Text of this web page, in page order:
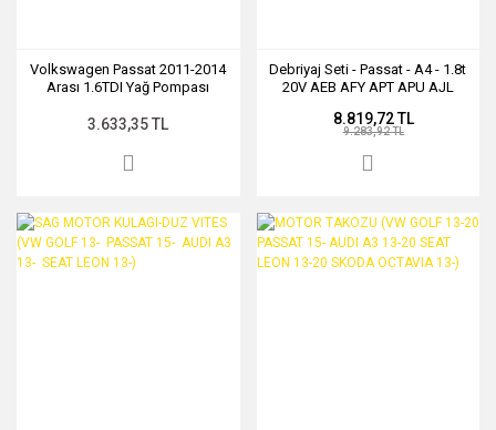
Volkswagen Passat 2011-2014
Arası 1.6TDI Yağ Pompası
3.633,35 TL
Debriyaj Seti - Passat - A4 - 1.8t
20V AEB AFY APT APU AJL
8.819,72 TL
9.283,92 TL